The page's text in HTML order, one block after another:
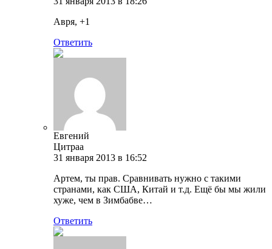
Авря, +1
Ответить
Евгений
Цитраа
31 января 2013 в 16:52
Артем, ты прав. Сравнивать нужно с такими
странами, как США, Китай и т.д. Ещё бы мы жили
хуже, чем в Зимбабве…
Ответить